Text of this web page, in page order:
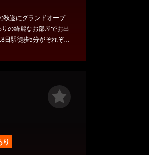
秋遂にグランドオープ
の綺麗なお部屋でお出
らくお待ちください